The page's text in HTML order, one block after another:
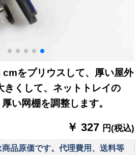
cmをプリウスして、厚い屋外
きくして、ネットトレイの
い网棚を調整します。
￥ 327 円(税込)
品原価です。代理費用、送料等